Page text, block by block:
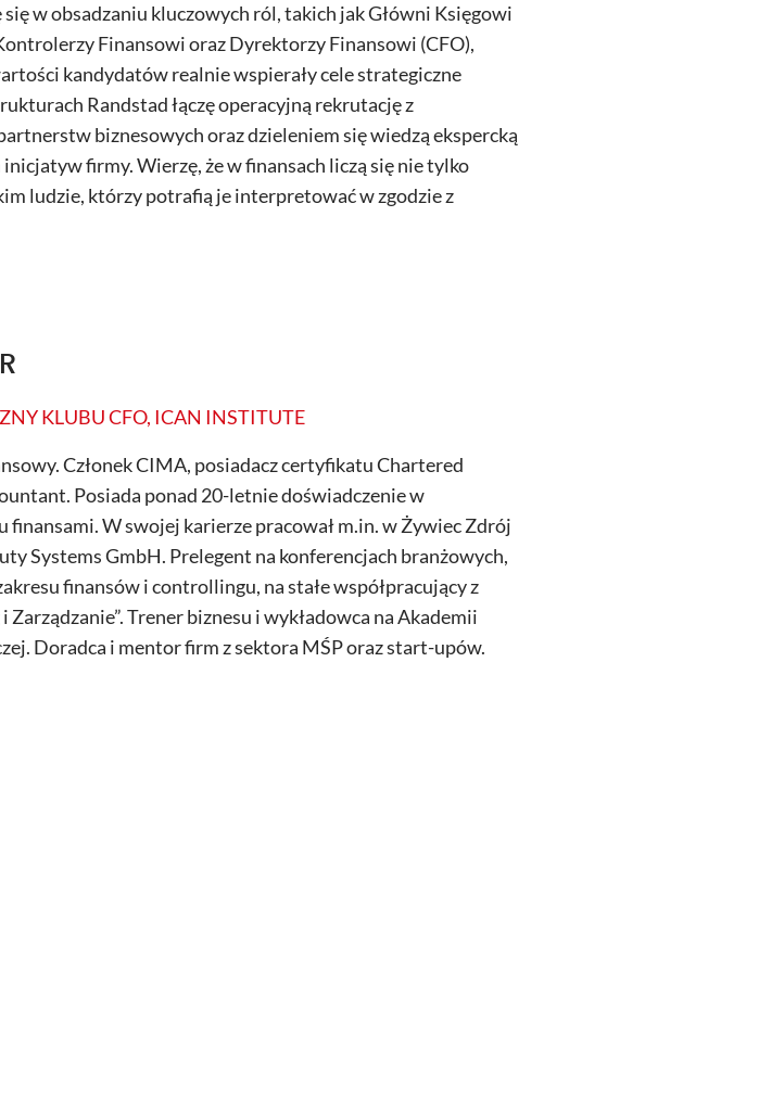
w obsadzaniu kluczowych ról, takich jak Główni Księgowi
Finansowi oraz Dyrektorzy Finansowi (CFO),
kandydatów realnie wspierały cele strategiczne
Randstad łączę operacyjną rekrutację z
biznesowych oraz dzieleniem się wiedzą ekspercką
firmy. Wierzę, że w finansach liczą się nie tylko
ludzie, którzy potrafią je interpretować w zgodzie z
KLUBU CFO, ICAN INSTITUTE
Członek CIMA, posiadacz certyfikatu Chartered
Posiada ponad 20-letnie doświadczenie w
W swojej karierze pracował m.in. w Żywiec Zdrój
Systems GmbH. Prelegent na konferencjach branżowych,
finansów i controllingu, na stałe współpracujący z
Trener biznesu i wykładowca na Akademii
Doradca i mentor firm z sektora MŚP oraz start-upów.